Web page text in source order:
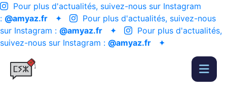
Pour plus d'actualités, suivez-nous sur Instagram
: @amyaz.fr ✦
Pour plus d'actualités, suivez-nous
sur Instagram : @amyaz.fr ✦
Pour plus d'actualités,
suivez-nous sur Instagram : @amyaz.fr ✦